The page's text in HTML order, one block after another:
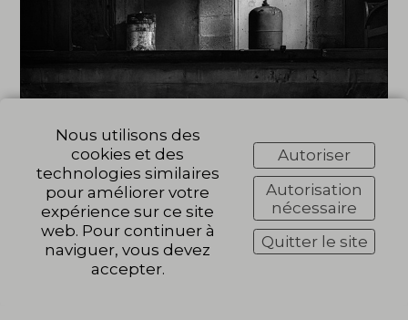
Nous utilisons des
cookies et des
technologies similaires
pour améliorer votre
expérience sur ce site
web. Pour continuer à
naviguer, vous devez
accepter.
Autoriser
Autorisation
nécessaire
Quitter le site